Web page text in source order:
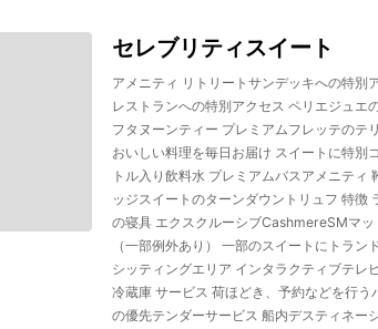
セレブリティスイート
アメニティ リトリートサンデッキへの特別
レストランへの特別アクセス ペリエジュエ
フタヌーンティー プレミアムフレッテのテ
おいしい料理を毎日お届け スイートに特別
トル入り飲料水 プレミアムバスアメニテ
ッジスイートのターンダウントリュフ 特
の寝具 エクスクルーシブCashmereSMマ
（一部例外あり） 一部のスイートにトラ
シッティングエリア インタラクティブテレ
冷蔵庫 サービス 荷ほどき、予約などを行
の優先テンダーサービス 船内デスティネー